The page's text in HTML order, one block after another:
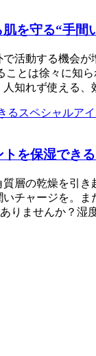
を守る“手間
動する機会
とは徐々に知
知れず使える
を保湿でき
層の乾燥を引
チャージを。
ませんか？